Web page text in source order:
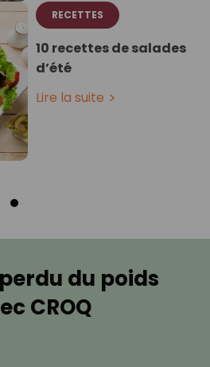
RECETTES
10 recettes de salades
d’été
Lire la suite
du poids
CROQ